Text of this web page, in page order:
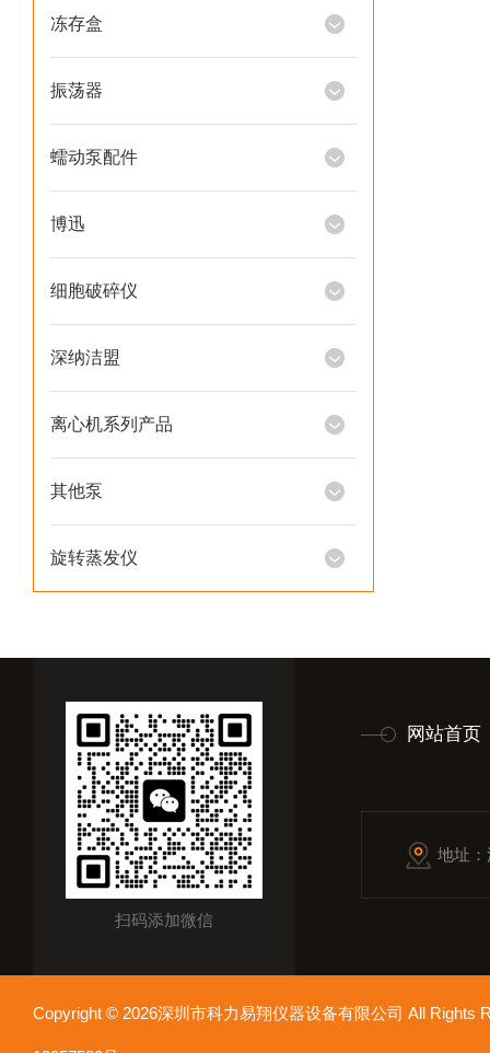
冻存盒
振荡器
蠕动泵配件
博迅
细胞破碎仪
深纳洁盟
离心机系列产品
其他泵
旋转蒸发仪
扫码添加微信
网站首页
地址
Copyright © 2026深圳市科力易翔仪器设备有限公司 All